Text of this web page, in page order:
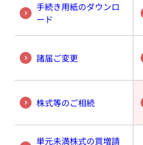
手続き用紙のダウンロ
ード
諸届ご変更
株式等のご相続
単元未満株式の買増請